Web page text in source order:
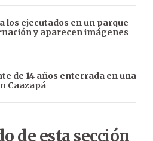
los ejecutados en un parque
y aparecen imágenes
de 14 años enterrada en una
Caazapá
de esta sección